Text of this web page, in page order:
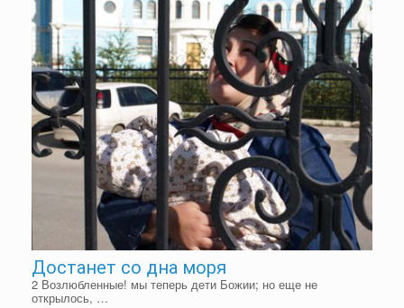
Достанет со дна моря
2 Возлюбленные! мы теперь дети Божии; но еще не
открылось, …